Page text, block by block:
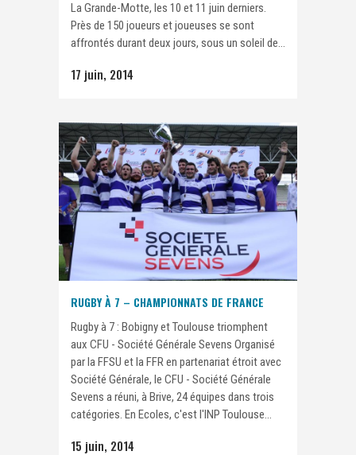
La Grande-Motte, les 10 et 11 juin derniers.
Près de 150 joueurs et joueuses se sont
affrontés durant deux jours, sous un soleil de...
17 juin, 2014
RUGBY À 7 – CHAMPIONNATS DE FRANCE
Rugby à 7 : Bobigny et Toulouse triomphent
aux CFU - Société Générale Sevens Organisé
par la FFSU et la FFR en partenariat étroit avec
Société Générale, le CFU - Société Générale
Sevens a réuni, à Brive, 24 équipes dans trois
catégories. En Ecoles, c'est l'INP Toulouse...
15 juin, 2014